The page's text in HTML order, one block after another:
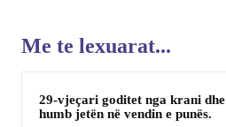
Me te lexuarat...
29-vjeçari goditet nga krani dhe
humb jetën në vendin e punës.